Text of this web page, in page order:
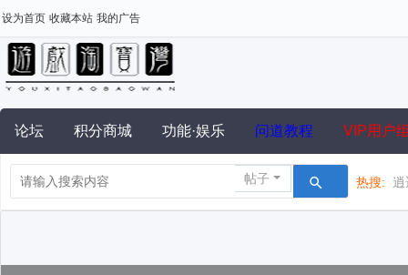
设为首页 收藏本站 我的广告
论坛 积分商城 功能·娱乐 问道教程 VIP用户
帖子 热搜: 逍